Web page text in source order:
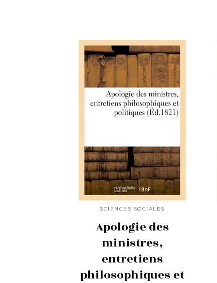
SCIENCES SOCIALES
Apologie des
ministres,
entretiens
philosophiques et